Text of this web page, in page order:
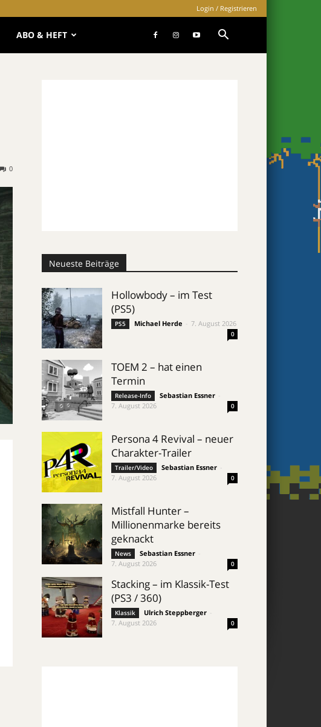
Login / Registrieren
ABO & HEFT
0
Neueste Beiträge
Hollowbody – im Test
(PS5)
PS5 Michael Herde 7. August 2026
0
TOEM 2 – hat einen
Termin
Release-Info Sebastian Essner
7. August 2026
0
Persona 4 Revival – neuer
Charakter-Trailer
Trailer/Video Sebastian Essner
7. August 2026
0
Mistfall Hunter –
Millionenmarke bereits
geknackt
News Sebastian Essner
7. August 2026
0
Stacking – im Klassik-Test
(PS3 / 360)
Klassik Ulrich Steppberger
7. August 2026
0